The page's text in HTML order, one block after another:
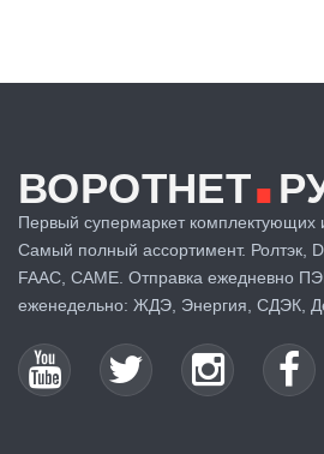
ВОРОТНЕТ.
Первый супермаркет комплектующих
Самый полный ассортимент. Ролтэк,
FAAC, CAME. Отправка ежедневно
еженедельно: ЖДЭ, Энергия, СДЭК,